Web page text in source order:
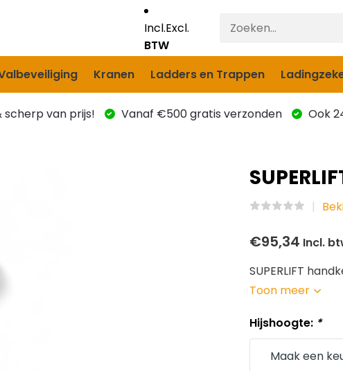
Incl.Excl.
BTW
Kranen Ladders en Trappen
scherp van prijs! Vanaf €500 gratis verzonden Ook
€95,34 Incl.
SUPERLIFT
Toon meer
Hijshoogte: *